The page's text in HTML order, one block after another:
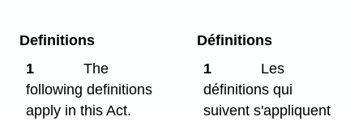
Definitions
1
The
following definitions
apply in this Act.
Définitions
1
Les
définitions qui
suivent s'appliquent